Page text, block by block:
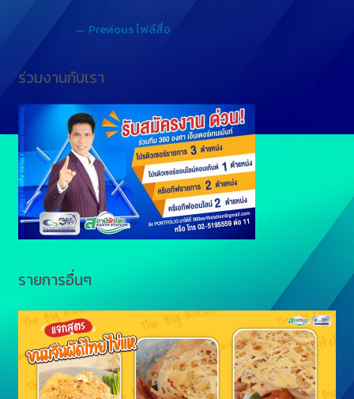
← Previous ไฟล์สื่อ
ร่วมงานกับเรา
รายการอื่นๆ